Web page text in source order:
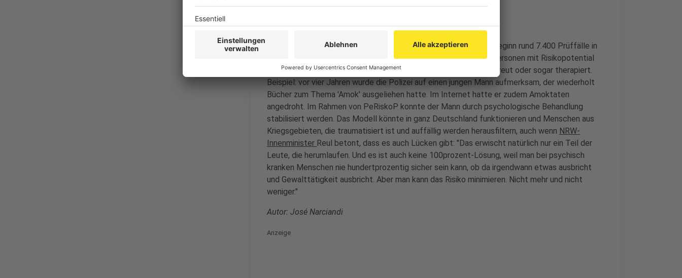
Nach Daten des Landeskriminalamtes NRW wurden seit Projektbeginn rund 7.400 Prüffälle in
NRW bearbeitet. Im Moment sind insgesamt 362 Personen als Personen mit Risikopotential
im Sinne des Konzepts eingestuft und werden entsprechend Betreut oder sogar therapiert.
Beispiel: vor vier Jahren wurde die Polizei auf einen jungen Mann aufmerksam, der wiederholt
Bücher zum Thema 'Amok' ausgeliehen hatte. Im Internet hatte er zudem Amoktaten
angedroht. Im Rahmen von PeRiskoP konnte der Mann durch psychologische Behandlung
stabilisiert werden. Das Modell könnte in ganz Deutschland funktionieren und Menschen aus
Kriegsgebieten, die traumatisiert ist und auffällig werden herausfiltern, auch wenn NRW-
Innenminister Reul betont, dass es auch Lücken gibt: "Das erwischt natürlich nur ein Teil der
Leute, die herumlaufen. Und es ist auch keine 100prozent-Lösung, weil man bei psychisch
kranken Menschen nie hundertprozentig sicher sein kann, ob da irgendwann etwas ausbricht
und Gewalttätigkeit ausbricht. Aber man kann das Risiko minimieren. Nicht mehr und nicht
weniger."
Autor: José Narciandi
Anzeige